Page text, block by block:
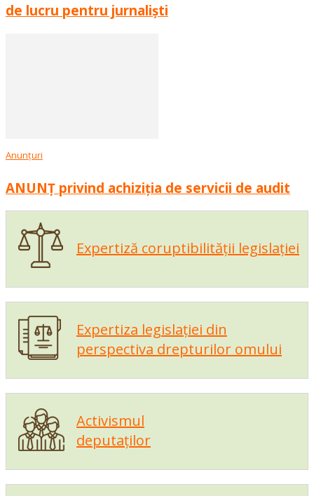
de lucru pentru jurnaliști
Anunțuri
ANUNȚ privind achiziția de servicii de audit
Expertiză coruptibilității legislației
Expertiza legislației din
perspectiva drepturilor omului
Activismul
deputaților